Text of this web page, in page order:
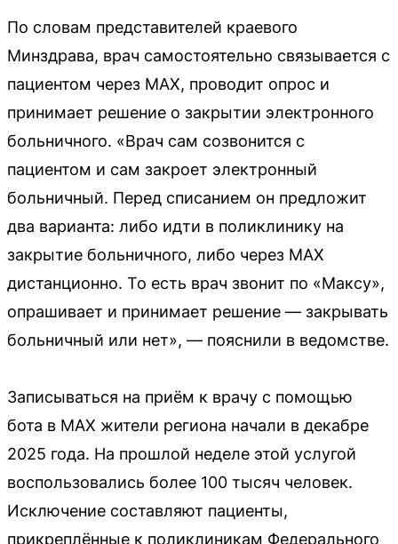
По словам представителей краевого
Минздрава, врач самостоятельно связывается с
пациентом через MAX, проводит опрос и
принимает решение о закрытии электронного
больничного. «Врач сам созвонится с
пациентом и сам закроет электронный
больничный. Перед списанием он предложит
два варианта: либо идти в поликлинику на
закрытие больничного, либо через МАХ
дистанционно. То есть врач звонит по «Максу»,
опрашивает и принимает решение — закрывать
больничный или нет», — пояснили в ведомстве.
Записываться на приём к врачу с помощью
бота в MAX жители региона начали в декабре
2025 года. На прошлой неделе этой услугой
воспользовались более 100 тысяч человек.
Исключение составляют пациенты,
прикреплённые к поликлиникам Федерального